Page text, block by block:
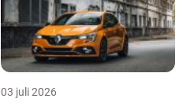
03 juli 2026